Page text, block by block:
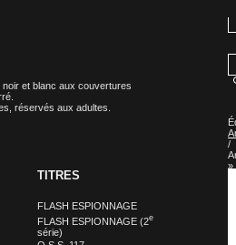
et blanc aux couvertures
réservés aux adultes.
/
»
TITRES
FLASH ESPIONNAGE
FLASH ESPIONNAGE (2e
série)